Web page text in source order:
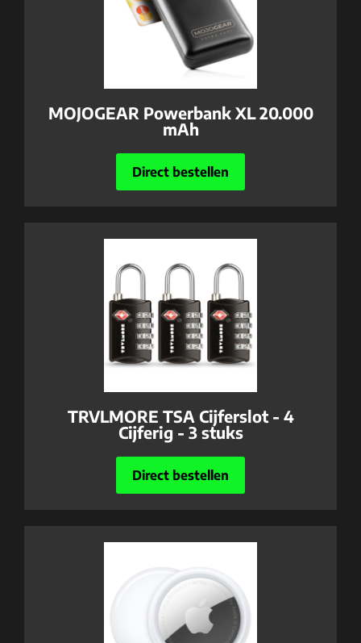
MOJOGEAR Powerbank XL 20.000
mAh
Direct bestellen
TRVLMORE TSA Cijferslot - 4
Cijferig - 3 stuks
Direct bestellen